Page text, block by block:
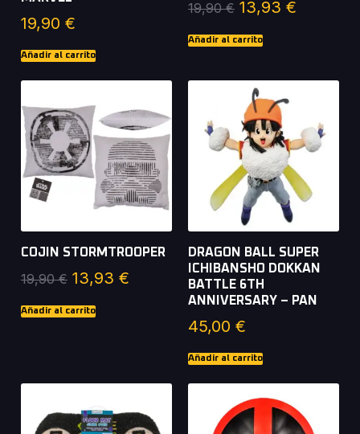
19,90 €
Añadir al carrito
19,90€ 13,93 €
Añadir al carrito
COJIN STORMTROOPER
19,90€ 13,93 €
Añadir al carrito
DRAGON BALL SUPER
ICHIBANSHO DOKKAN
BATTLE 6TH
ANNIVERSARY – PAN
45,00 €
Añadir al carrito